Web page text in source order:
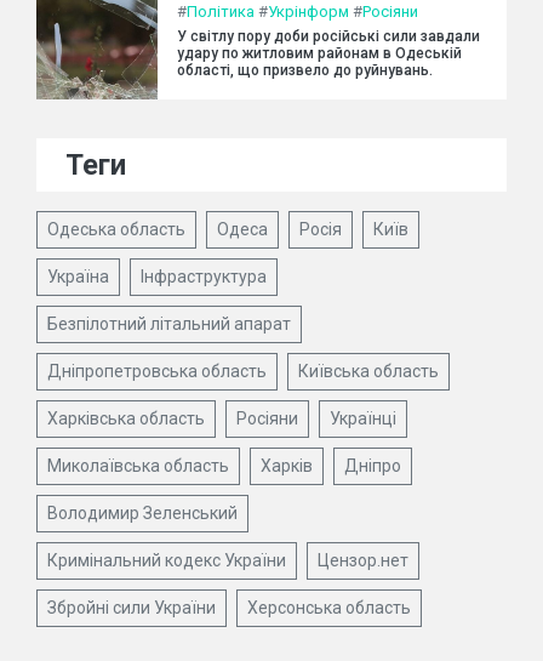
#Політика #Укрінформ #Росіяни
У світлу пору доби російські сили завдали
удару по житловим районам в Одеській
області, що призвело до руйнувань.
Теги
Одеська область Одеса Росія Київ
Україна Інфраструктура
Безпілотний літальний апарат
Дніпропетровська область Київська область
Харківська область Росіяни Українці
Миколаївська область Харків Дніпро
Володимир Зеленський
Кримінальний кодекс України Цензор.нет
Збройні сили України Херсонська область